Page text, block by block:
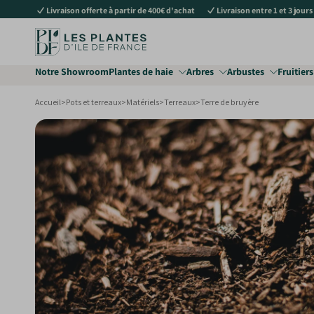
Livraison offerte à partir de 400€ d'achat Livraison entre 1 et 3 jours
Notre ShowroomPlantes de haie Arbres Arbustes Fruitiers
Accueil>Pots et terreaux>Matériels>Terreaux>Terre de bruyère